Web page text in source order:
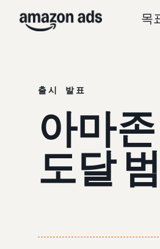
목
출시 발표
아마존
도달